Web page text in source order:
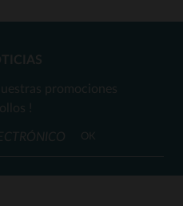
promociones
!
OK